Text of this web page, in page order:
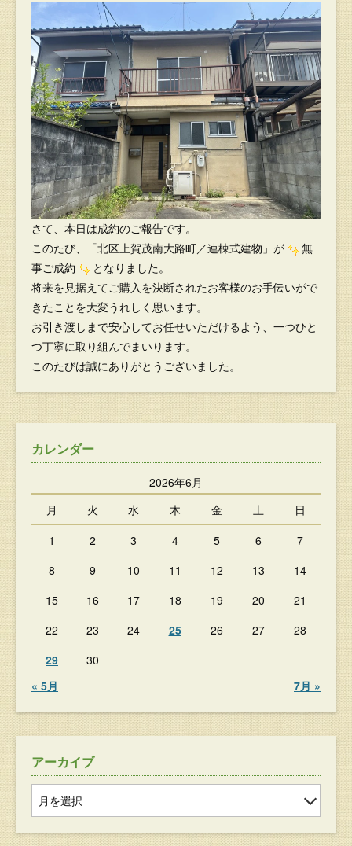
さて、本日は成約のご報告です。
このたび、「北区上賀茂南大路町／連棟式建物」が
無
事ご成約
となりました。
将来を見据えてご購入を決断されたお客様のお手伝いがで
きたことを大変うれしく思います。
お引き渡しまで安心してお任せいただけるよう、一つひと
つ丁寧に取り組んでまいります。
このたびは誠にありがとうございました。
カレンダー
2026年6月
月
火 水 木 金 土
日
1
2 3 4 5 6
7
8
9 10 11 12 13
14
15
16 17 18 19 20
21
22
23 24 25 26 27
28
29
30
« 5月
7月 »
アーカイブ